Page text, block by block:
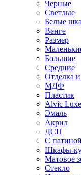
Черные
Светлые
Белые
Венге
Размер
Большие
Средние
Отделка
МДФ
Пластик
Alvic Luxe
Эмаль
Акрил
ДСП
С патиной
Шкафы-
Матовое
Стекло